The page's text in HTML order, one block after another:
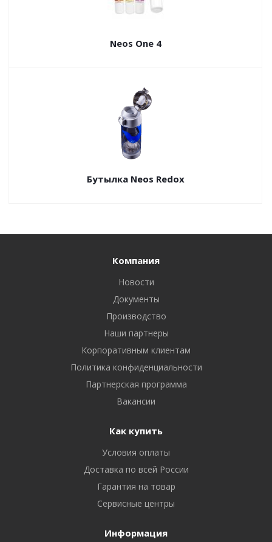
Neos One 4
Бутылка Neos Redox
Компания
Новости
Документы
Производство
Наши партнеры
Корпоративным клиентам
Политика конфиденциальности
Партнерская программа
Вакансии
Как купить
Условия оплаты
Доставка по всей России
Гарантия на товар
Сервисные центры
Информация